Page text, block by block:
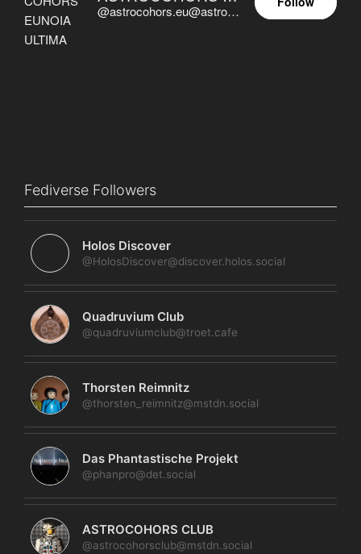
@astrocohors.eu@astrocohors.eu
Fediverse Followers
Holos Discover
@HolosDiscover@discover.holos.social
Quadruvium Club
@quadruviumclub@troet.cafe
Thorsten Reimnitz
@thorsten_reimnitz@mstdn.social
Das Phantastische Projekt
@phanpro@det.social
ASTROCOHORS CLUB
@astrocohorsclub@mstdn.social